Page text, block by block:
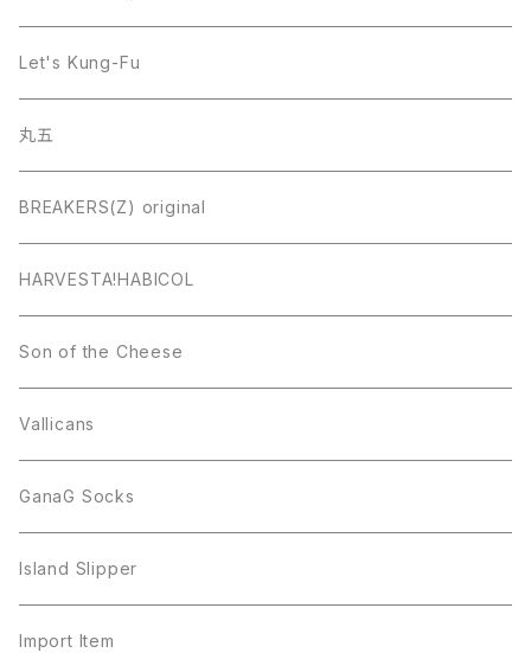
Let's Kung-Fu
丸五
BREAKERS(Z) original
HARVESTA!HABICOL
Son of the Cheese
Vallicans
GanaG Socks
Island Slipper
Import Item